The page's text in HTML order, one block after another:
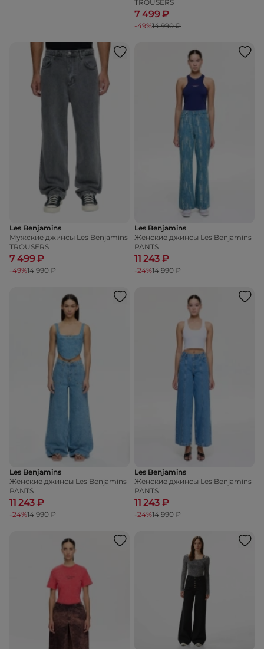
TROUSERS
7 499 ₽
-49%14 990 ₽
Les Benjamins
Мужские джинсы Les Benjamins
TROUSERS
7 499 ₽
-49%14 990 ₽
Les Benjamins
Женские джинсы Les Benjamins
PANTS
11 243 ₽
-24%14 990 ₽
Les Benjamins
Женские джинсы Les Benjamins
PANTS
11 243 ₽
-24%14 990 ₽
Les Benjamins
Женские джинсы Les Benjamins
PANTS
11 243 ₽
-24%14 990 ₽